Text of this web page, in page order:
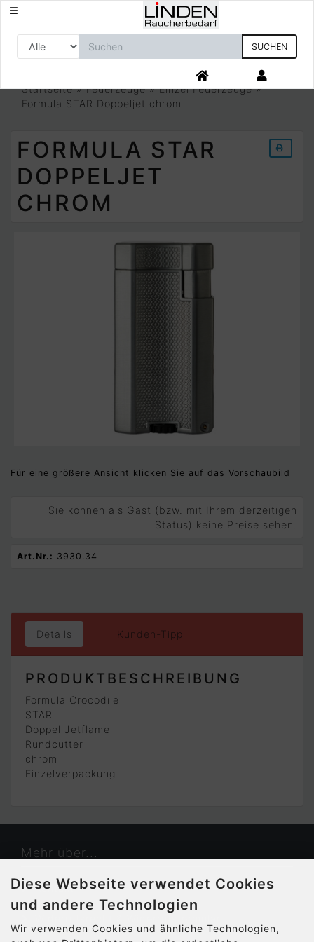
SUCHEN
Startseite»Feuerzeuge»Einzel Feuerzeuge»
Formula STAR Doppeljet chrom
FORMULA STAR
DOPPELJET
CHROM
Für eine größere Ansicht klicken Sie auf das Vorschaubild
Sie können als Gast (bzw. mit Ihrem derzeitigen
Status) keine Preise sehen.
Art.Nr.: 3930.34
Details Kunden-Tipp
PRODUKTBESCHREIBUNG
Formula Crocodile
STAR
Doppel Jetflame
Rundcutter
chrom
Einzelverpackung
Mehr über...
Kontakt
Diese Webseite verwendet Cookies
und andere Technologien
Wir verwenden Cookies und ähnliche Technologien,